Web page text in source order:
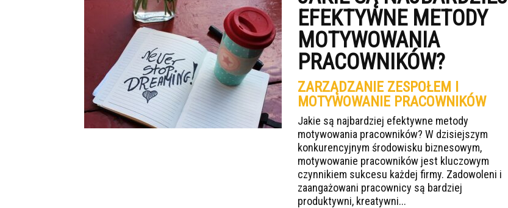
EFEKTYWNE METODY
MOTYWOWANIA
PRACOWNIKÓW?
ZARZĄDZANIE ZESPOŁEM I
MOTYWOWANIE PRACOWNIKÓW
Jakie są najbardziej efektywne metody
motywowania pracowników? W dzisiejszym
konkurencyjnym środowisku biznesowym,
motywowanie pracowników jest kluczowym
czynnikiem sukcesu każdej firmy. Zadowoleni i
zaangażowani pracownicy są bardziej
produktywni, kreatywni...